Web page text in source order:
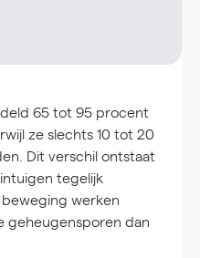
65 tot 95 procent
ze slechts 10 tot 20
Dit verschil ontstaat
tegelijk
werken
geheugensporen dan